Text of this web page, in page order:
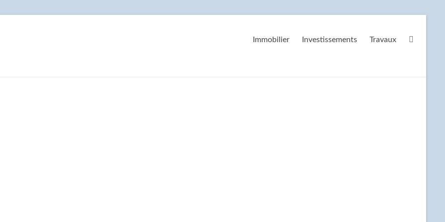
Immobilier Investissements Travaux